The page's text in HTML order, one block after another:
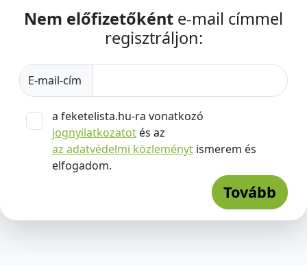
Nem előfizetőként e-mail címmel
regisztráljon:
E-mail-cím
a feketelista.hu-ra vonatkozó
jognyilatkozatot és az
az adatvédelmi közleményt ismerem és
elfogadom.
Tovább